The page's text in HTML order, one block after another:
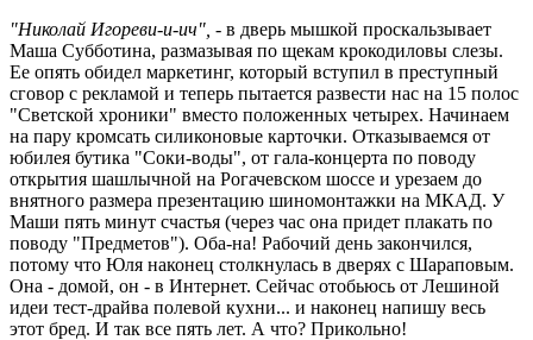
"Николай Игореви-и-ич", - в дверь мышкой проскальзывает
Маша Субботина, размазывая по щекам крокодиловы слезы.
Ее опять обидел маркетинг, который вступил в преступный
сговор с рекламой и теперь пытается развести нас на 15 полос
"Светской хроники" вместо положенных четырех. Начинаем
на пару кромсать силиконовые карточки. Отказываемся от
юбилея бутика "Соки-воды", от гала-концерта по поводу
открытия шашлычной на Рогачевском шоссе и урезаем до
внятного размера презентацию шиномонтажки на МКАД. У
Маши пять минут счастья (через час она придет плакать по
поводу "Предметов"). Оба-на! Рабочий день закончился,
потому что Юля наконец столкнулась в дверях с Шараповым.
Она - домой, он - в Интернет. Сейчас отобьюсь от Лешиной
идеи тест-драйва полевой кухни... и наконец напишу весь
этот бред. И так все пять лет. А что? Прикольно!